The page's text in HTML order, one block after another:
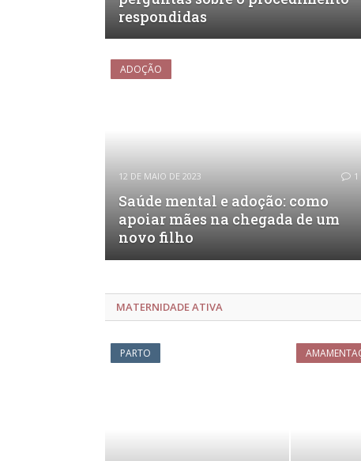
respondidas
ADOÇÃO
12 DE MAIO DE 2023 1
Saúde mental e adoção: como
apoiar mães na chegada de um
novo filho
MATERNIDADE ATIVA
PARTO